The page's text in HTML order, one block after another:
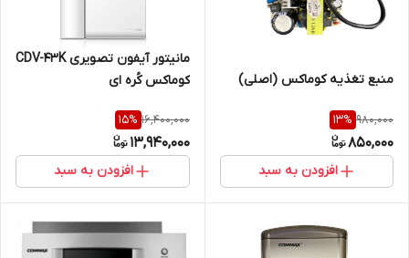
منبع تغذیه کوماکس (اصلی)
980,000
13%
850,000
افزودن به سبد
مانیتور آیفون تصویری CDV-43K
کوماکس کُره ای
16,400,000
15%
13,940,000
افزودن به سبد